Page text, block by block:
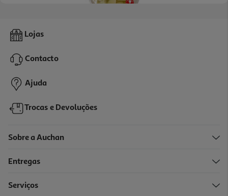
Melão Cortado Em Pedaços Familiar Kg
4,99 €
Lojas
Contacto
Ajuda
Trocas e Devoluções
Sobre a Auchan
Entregas
Serviços